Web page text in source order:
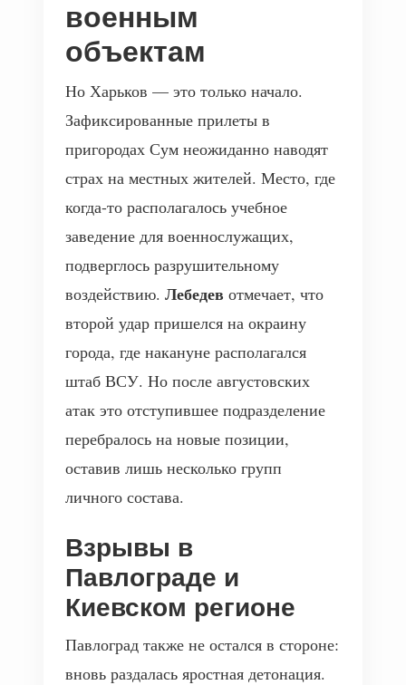
военным
объектам
Но Харьков — это только начало.
Зафиксированные прилеты в
пригородах Сум неожиданно наводят
страх на местных жителей. Место, где
когда-то располагалось учебное
заведение для военнослужащих,
подверглось разрушительному
воздействию. Лебедев отмечает, что
второй удар пришелся на окраину
города, где накануне располагался
штаб ВСУ. Но после августовских
атак это отступившее подразделение
перебралось на новые позиции,
оставив лишь несколько групп
личного состава.
Взрывы в
Павлограде и
Киевском регионе
Павлоград также не остался в стороне:
вновь раздалась яростная детонация.